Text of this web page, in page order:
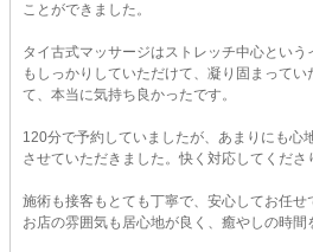
ことができました。
タイ古式マッサージはストレッチ中心とい
もしっかりしていただけて、凝り固まって
て、本当に気持ち良かったです。
120分で予約していましたが、あまりにも心
させていただきました。快く対応してくださ
施術も接客もとても丁寧で、安心してお任せ
お店の雰囲気も居心地が良く、癒やしの時間